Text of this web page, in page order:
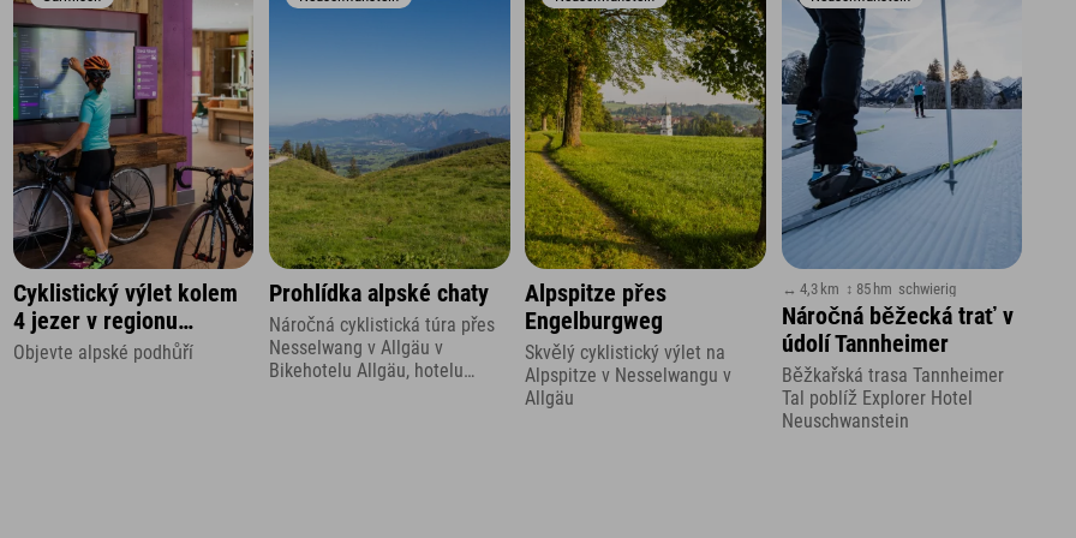
Cyklistický výlet kolem
4 jezer v regionu
Zugspitze
Objevte alpské podhůří
Prohlídka alpské chaty
Náročná cyklistická túra přes
Nesselwang v Allgäu v
Bikehotelu Allgäu, hotelu
Alpspitze přes
Engelburgweg
Skvělý cyklistický výlet na
Alpspitze v Nesselwangu v
Allgäu
↔ 4,3 km ↕ 85 hm schwierig
Náročná běžecká trať v
údolí Tannheimer
Běžkařská trasa Tannheimer
Tal poblíž Explorer Hotel
Neuschwanstein